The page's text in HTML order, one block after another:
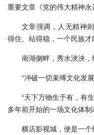
重要文章《党的伟大精神永
文章强调，人无精神
得住、站得稳，一个民族才
南湖侧畔，秀水泱泱，
“冲破一切束缚文化发
“天下万物生于有，有
多年前开始的一场文化体制
横店影视城，便是一个